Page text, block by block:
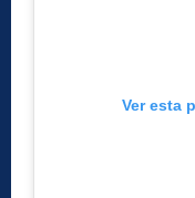
Ver esta